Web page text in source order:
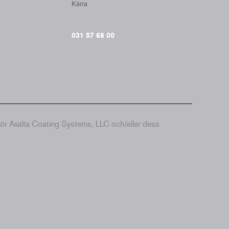
Kärra
031 57 68 00
Axalta Coating Systems, LLC och/eller dess